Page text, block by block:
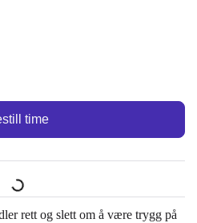
time
rett og slett om å være trygg på